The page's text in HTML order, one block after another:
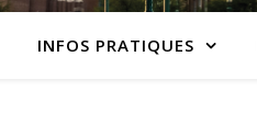
INFOS PRATIQUES